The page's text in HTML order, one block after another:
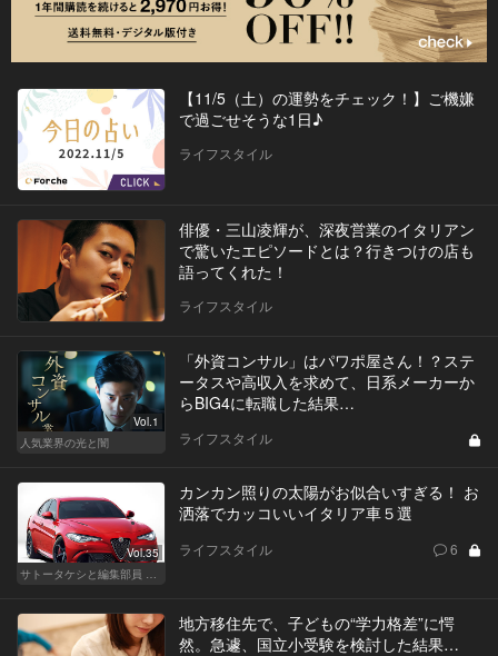
【11/5（土）の運勢をチェック！】ご機嫌
で過ごせそうな1日♪
ライフスタイル
俳優・三山凌輝が、深夜営業のイタリアン
で驚いたエピソードとは？行きつけの店も
語ってくれた！
ライフスタイル
Vol.1
人気業界の光と闇
「外資コンサル」はパワポ屋さん！？ステ
ータスや高収入を求めて、日系メーカーか
らBIG4に転職した結果…
ライフスタイル
Vol.35
サトータケシと編集部員 船山の"CAR GENTSへの道"
カンカン照りの太陽がお似合いすぎる！ お
洒落でカッコいいイタリア車５選
ライフスタイル 6
地方移住先で、子どもの“学力格差”に愕
然。急遽、国立小受験を検討した結果…